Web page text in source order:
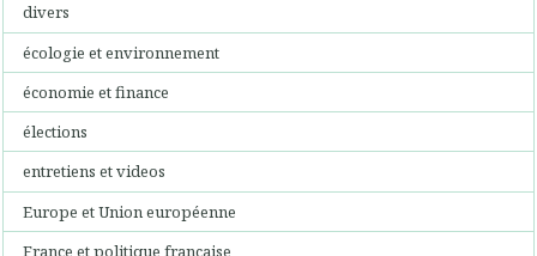
divers
écologie et environnement
économie et finance
élections
entretiens et videos
Europe et Union européenne
France et politique française